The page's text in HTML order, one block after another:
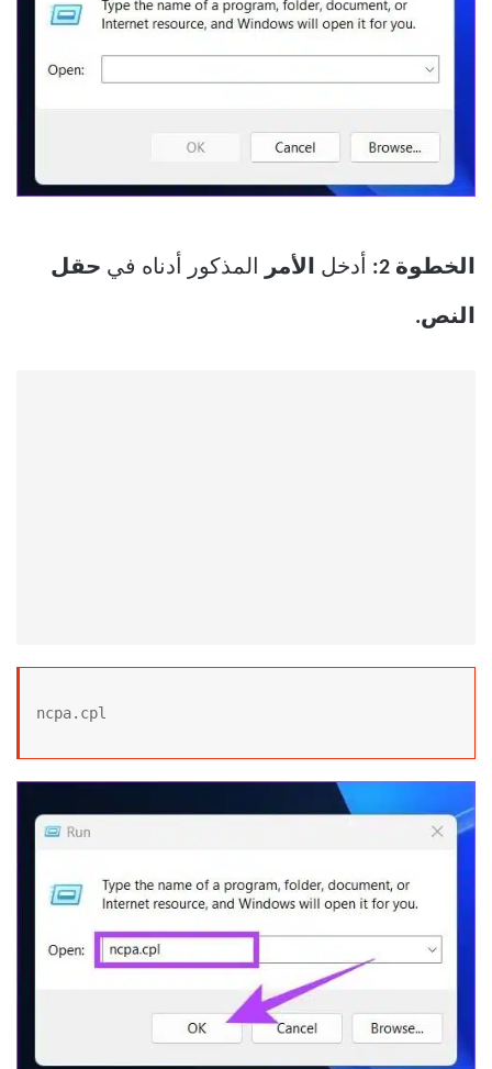
الخطوة 2: أدخل الأمر المذكور أدناه في حقل
النص.
ncpa.cpl